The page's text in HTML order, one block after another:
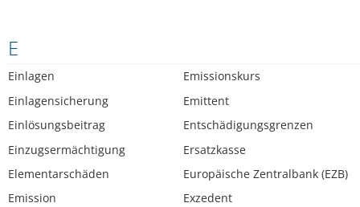
E
Einlagen
Einlagensicherung
Einlösungsbeitrag
Einzugsermächtigung
Elementarschäden
Emission
Emissionskurs
Emittent
Entschädigungsgrenzen
Ersatzkasse
Europäische Zentralbank (EZB)
Exzedent